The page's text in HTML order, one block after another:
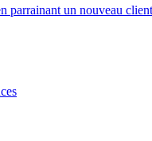
parrainant un nouveau